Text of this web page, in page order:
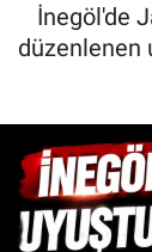
İnegöl'de
düzenlenen
İnanç
Kültür &
Sağlık